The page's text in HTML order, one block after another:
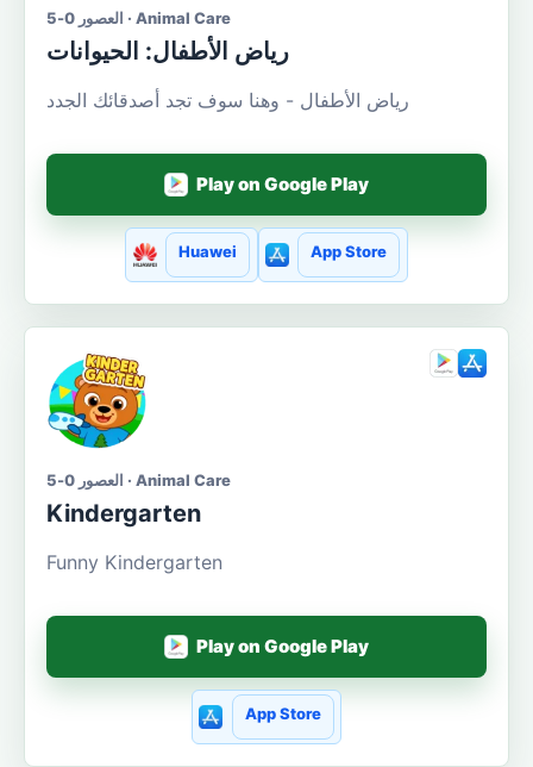
العصور 0-5 · Animal Care
رياض الأطفال: الحيوانات
رياض الأطفال - وهنا سوف تجد أصدقائك الجدد
Play on Google Play
Huawei App Store
العصور 0-5 · Animal Care
Kindergarten
Funny Kindergarten
Play on Google Play
App Store